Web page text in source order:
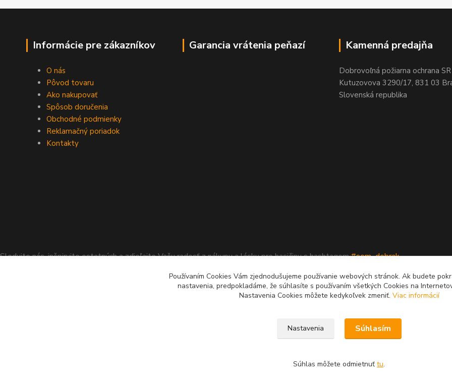
Informácie pre zákazníkov
O nás
Pôvod tovaru
Ako nakupovať
Spôsob doručenia
Obchodné podmienky
Reklamačný poriadok
Kontakty
Garancia vrátenia peňazí Kamenná predajňa
Dobrovoľná požiarna ochrana SR
Kutuzovova 3290/17, 831 03
Slovenská republika
Sledujte nás, inšpirujte ostatných a zdieľajte Vašu radosť z nákupu a lásku pre hasičinu s hashtagom#som_dobrak_
Používaním Cookies Vám zjednodušujeme používanie webových stránok. Ak budete
nastavenia, predpokladáme, že súhlasíte s používaním všetkých Cookies na
Nastavenia Cookies môžete kedykoľvek zmeniť. Viac informácií
Nastavenia Súhlasím
Súhlas môžete odmietnuť tu.